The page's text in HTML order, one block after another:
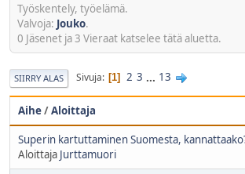
Työskentely, työelämä.
Valvoja: Jouko.
0 Jäsenet ja 3 Vieraat katselee tätä aluetta.
SIIRRY ALAS Sivuja 1 2 3 ... 13
Aihe/Aloittaja
Superin kartuttaminen Suomesta,
Aloittaja Jurttamuori